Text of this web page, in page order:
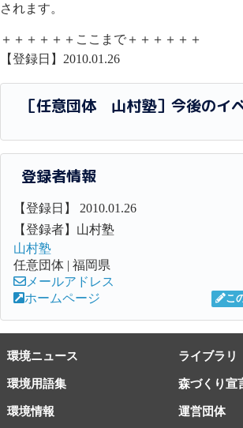
されます。
＋＋＋＋＋＋ここまで＋＋＋＋＋＋
【登録日】2010.01.26
［任意団体 山村塾］今後のイ
登録者情報
【登録日】 2010.01.26
【登録者】山村塾
山村塾
任意団体 | 福岡県
メールアドレス
ホームページ
こ
環境ニュース ライブラリ
環境用語集 森づくり宣
環境情報 運営団体